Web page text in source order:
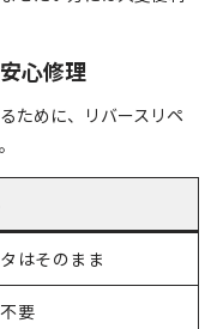
心修理
ために、リバースリペ
はそのまま
要